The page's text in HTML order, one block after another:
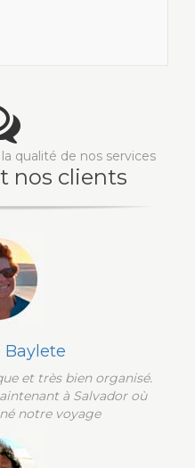
qualité de nos services
nos clients
Baylete
et très bien organisé.
à Salvador où
notre voyage